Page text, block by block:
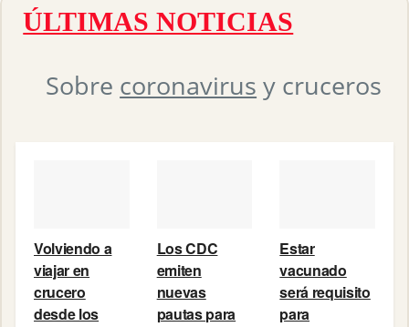
ÚLTIMAS NOTICIAS
Sobre coronavirus y cruceros
Volviendo a
viajar en
crucero
desde los
Los CDC
emiten
nuevas
pautas para
Estar
vacunado
será requisito
para